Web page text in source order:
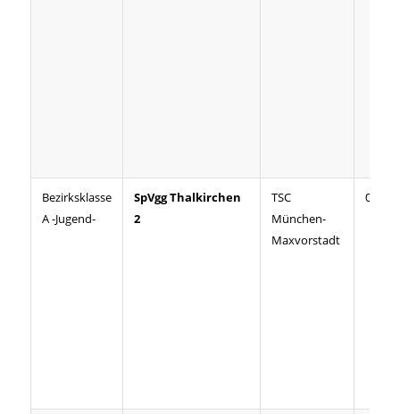
Bezirksklasse
A -Jugend-
SpVgg Thalkirchen
2
TSC
München-
Maxvorstadt
06:04